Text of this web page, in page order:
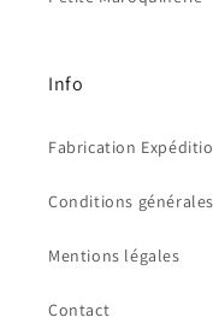
Info
Fabrication
Conditions
Mentions légales
Contact